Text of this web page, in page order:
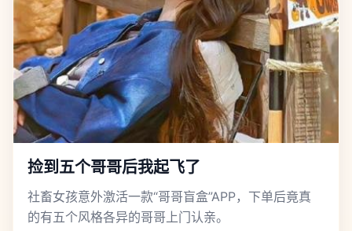
捡到五个哥哥后我起飞了
社畜女孩意外激活一款“哥哥盲盒”APP，下单后竟真
的有五个风格各异的哥哥上门认亲。